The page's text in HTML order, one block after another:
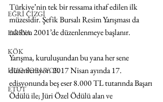
EĞRİ ÇİZGİ
DOSYA
KÖK
HUO SORUYOR
ETÜT
Türkiye’nin tek bir ressama ithaf edilen ilk
müzesidir. Şefik Bursalı Resim Yarışması da
takiben 2001’de düzenlenmeye başlanır.
Yarışma, kuruluşundan bu yana her sene
düzenleniyor. 2017 Nisan ayında 17.
edisyonunda beş eser 8.000 TL tutarında Başarı
Ödülü ile; Jüri Özel Ödülü alan ve